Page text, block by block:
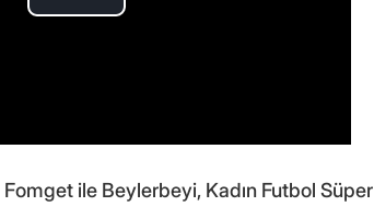
Fomget ile Beylerbeyi, Kadın Futbol Süper